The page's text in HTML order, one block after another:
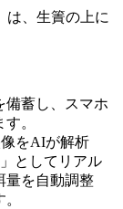
は、生簀の上に
備蓄し、スマホ
。
をAIが解析
としてリアル
量を自動調整